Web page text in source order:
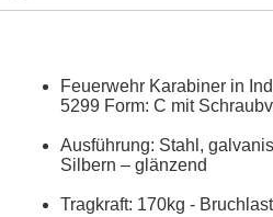
Feuerwehr Karabiner in
5299 Form: C mit
Ausführung: Stahl,
Silbern – glänzend
Tragkraft: 170kg -